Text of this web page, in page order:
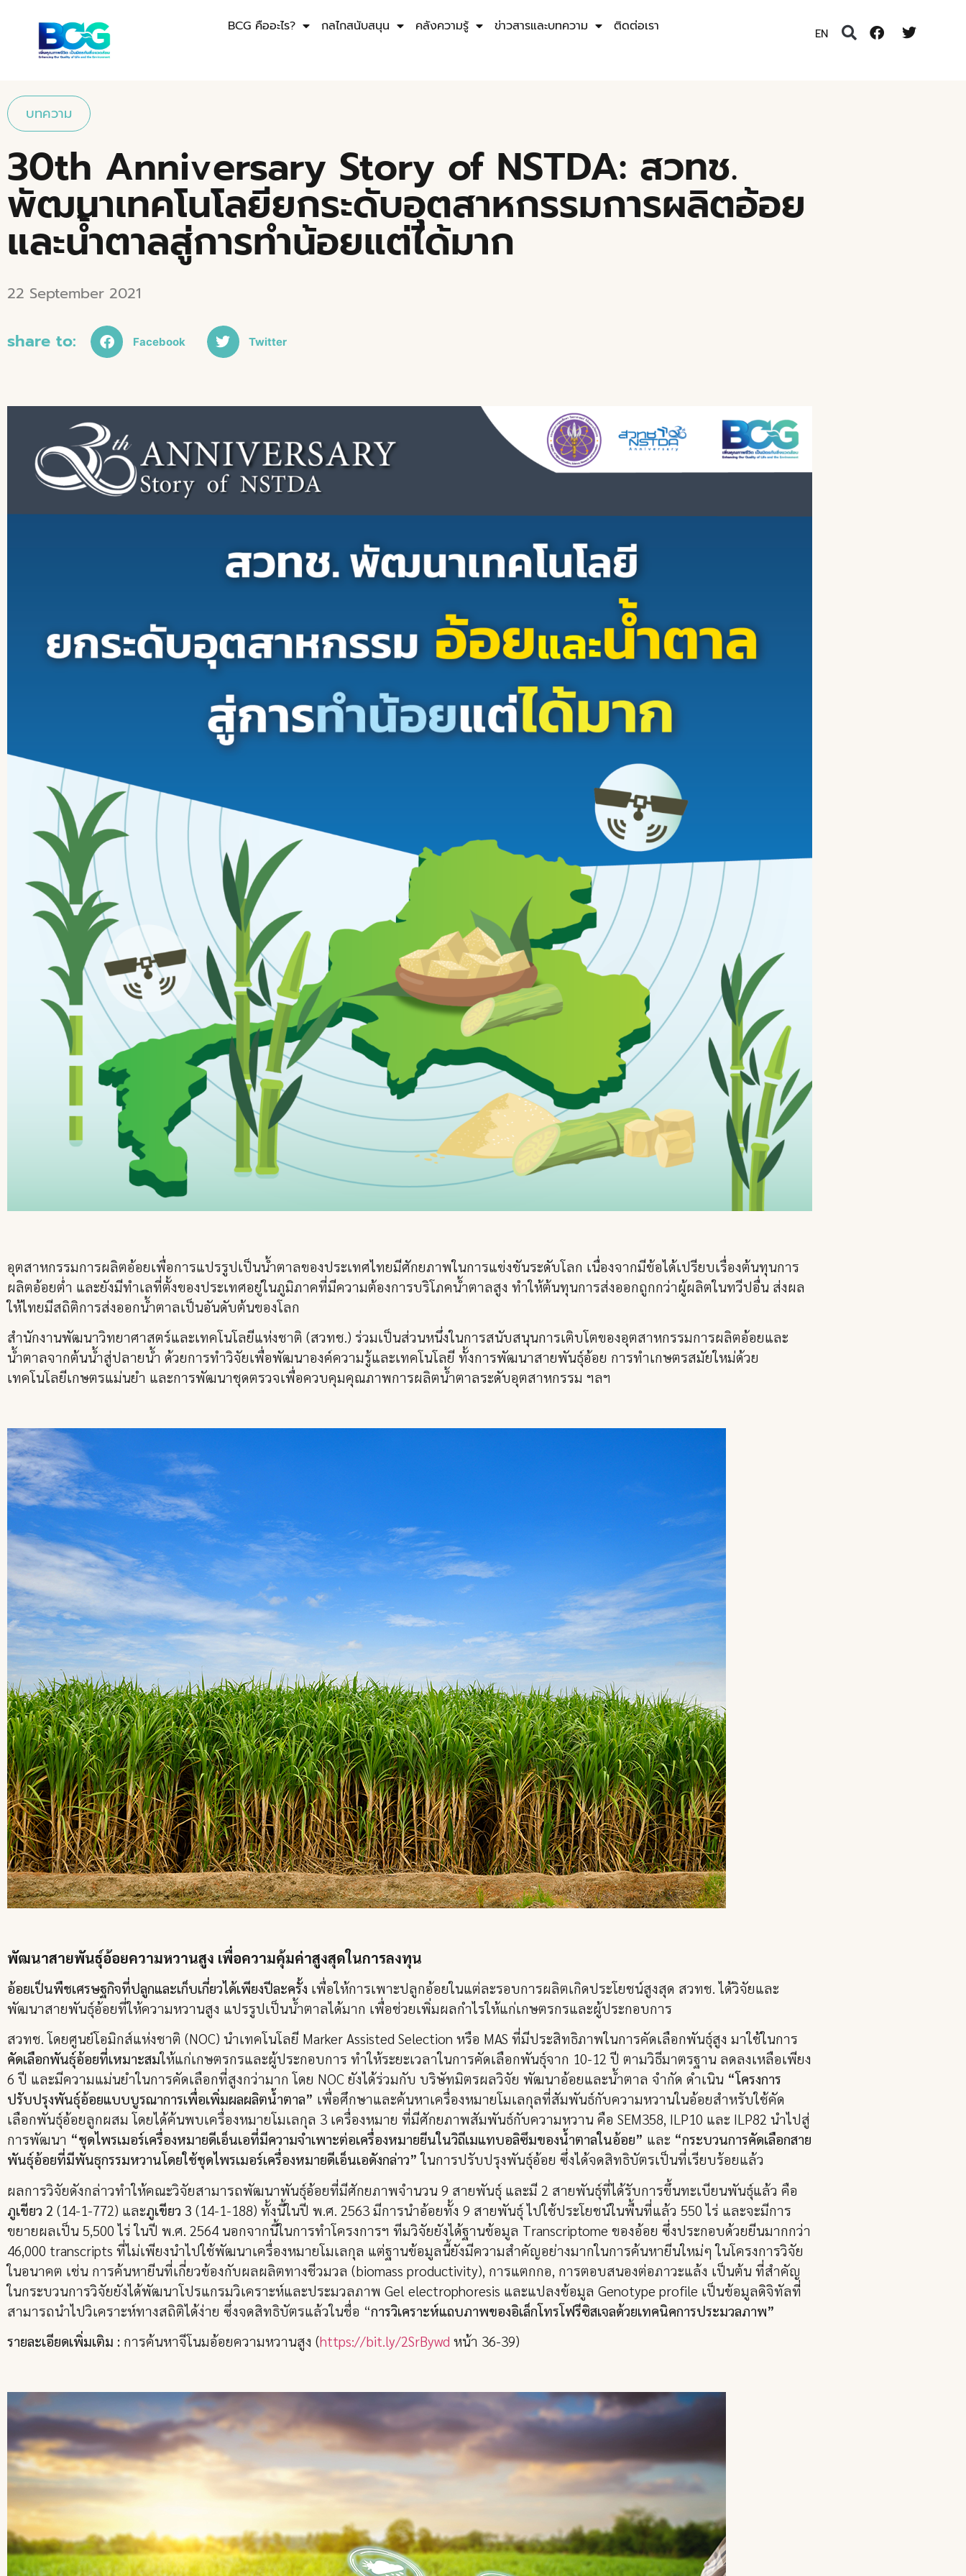
BCG คืออะไร? กลไกสนับสนุน คลังความรู้ ข่าวสารและบทความ ติดต่อเรา EN
บทความ
30th Anniversary Story of NSTDA: สวทช.
พัฒนาเทคโนโลยียกระดับอุตสาหกรรมการผลิตอ้อย
และน้ำตาลสู่การทำน้อยแต่ได้มาก
22 September 2021
share to: Facebook Twitter
อุตสาหกรรมการผลิตอ้อยเพื่อการแปรรูปเป็นน้ำตาลของประเทศไทยมีศักยภาพในการแข่งขันระดับโลก เนื่องจากมีข้อได้เปรียบเรื่องต้นทุนการ
ผลิตอ้อยต่ำ และยังมีทำเลที่ตั้งของประเทศอยู่ในภูมิภาคที่มีความต้องการบริโภคน้ำตาลสูง ทำให้ต้นทุนการส่งออกถูกกว่าผู้ผลิตในทวีปอื่น ส่งผล
ให้ไทยมีสถิติการส่งออกน้ำตาลเป็นอันดับต้นของโลก
สำนักงานพัฒนาวิทยาศาสตร์และเทคโนโลยีแห่งชาติ (สวทช.) ร่วมเป็นส่วนหนึ่งในการสนับสนุนการเติบโตของอุตสาหกรรมการผลิตอ้อยและ
น้ำตาลจากต้นน้ำสู่ปลายน้ำ ด้วยการทำวิจัยเพื่อพัฒนาองค์ความรู้และเทคโนโลยี ทั้งการพัฒนาสายพันธุ์อ้อย การทำเกษตรสมัยใหม่ด้วย
เทคโนโลยีเกษตรแม่นยำ และการพัฒนาชุดตรวจเพื่อควบคุมคุณภาพการผลิตน้ำตาลระดับอุตสาหกรรม ฯลฯ
พัฒนาสายพันธุ์อ้อยความหวานสูง เพื่อความคุ้มค่าสูงสุดในการลงทุน
อ้อยเป็นพืชเศรษฐกิจที่ปลูกและเก็บเกี่ยวได้เพียงปีละครั้ง เพื่อให้การเพาะปลูกอ้อยในแต่ละรอบการผลิตเกิดประโยชน์สูงสุด สวทช. ได้วิจัยและ
พัฒนาสายพันธุ์อ้อยที่ให้ความหวานสูง แปรรูปเป็นน้ำตาลได้มาก เพื่อช่วยเพิ่มผลกำไรให้แก่เกษตรกรและผู้ประกอบการ
สวทช. โดยศูนย์โอมิกส์แห่งชาติ (NOC) นำเทคโนโลยี Marker Assisted Selection หรือ MAS ที่มีประสิทธิภาพในการคัดเลือกพันธุ์สูง มาใช้ในการ
คัดเลือกพันธุ์อ้อยที่เหมาะสมให้แก่เกษตรกรและผู้ประกอบการ ทำให้ระยะเวลาในการคัดเลือกพันธุ์จาก 10-12 ปี ตามวิธีมาตรฐาน ลดลงเหลือเพียง
6 ปี และมีความแม่นยำในการคัดเลือกที่สูงกว่ามาก โดย NOC ยังได้ร่วมกับ บริษัทมิตรผลวิจัย พัฒนาอ้อยและน้ำตาล จำกัด ดำเนิน “โครงการ
ปรับปรุงพันธุ์อ้อยแบบบูรณาการเพื่อเพิ่มผลผลิตน้ำตาล” เพื่อศึกษาและค้นหาเครื่องหมายโมเลกุลที่สัมพันธ์กับความหวานในอ้อยสำหรับใช้คัด
เลือกพันธุ์อ้อยลูกผสม โดยได้ค้นพบเครื่องหมายโมเลกุล 3 เครื่องหมาย ที่มีศักยภาพสัมพันธ์กับความหวาน คือ SEM358, ILP10 และ ILP82 นำไปสู่
การพัฒนา “ชุดไพรเมอร์เครื่องหมายดีเอ็นเอที่มีความจำเพาะต่อเครื่องหมายยีนในวิถีเมแทบอลิซึมของน้ำตาลในอ้อย” และ “กระบวนการคัดเลือกสาย
พันธุ์อ้อยที่มีพันธุกรรมหวานโดยใช้ชุดไพรเมอร์เครื่องหมายดีเอ็นเอดังกล่าว”ในการปรับปรุงพันธุ์อ้อย ซึ่งได้จดสิทธิบัตรเป็นที่เรียบร้อยแล้ว
ผลการวิจัยดังกล่าวทำให้คณะวิจัยสามารถพัฒนาพันธุ์อ้อยที่มีศักยภาพจำนวน 9 สายพันธุ์ และมี 2 สายพันธุ์ที่ได้รับการขึ้นทะเบียนพันธุ์แล้ว คือ
ภูเขียว 2 (14-1-772) และภูเขียว 3 (14-1-188) ทั้งนี้ในปี พ.ศ. 2563 มีการนำอ้อยทั้ง 9 สายพันธุ์ ไปใช้ประโยชน์ในพื้นที่แล้ว 550 ไร่ และจะมีการ
ขยายผลเป็น 5,500 ไร่ ในปี พ.ศ. 2564 นอกจากนี้ในการทำโครงการฯ ทีมวิจัยยังได้ฐานข้อมูล Transcriptome ของอ้อย ซึ่งประกอบด้วยยีนมากกว่า
46,000 transcripts ที่ไม่เพียงนำไปใช้พัฒนาเครื่องหมายโมเลกุล แต่ฐานข้อมูลนี้ยังมีความสำคัญอย่างมากในการค้นหายีนใหม่ๆ ในโครงการวิจัย
ในอนาคต เช่น การค้นหายีนที่เกี่ยวข้องกับผลผลิตทางชีวมวล (biomass productivity), การแตกกอ, การตอบสนองต่อภาวะแล้ง เป็นต้น ที่สำคัญ
ในกระบวนการวิจัยยังได้พัฒนาโปรแกรมวิเคราะห์และประมวลภาพ Gel electrophoresis และแปลงข้อมูล Genotype profile เป็นข้อมูลดิจิทัลที่
สามารถนำไปวิเคราะห์ทางสถิติได้ง่าย ซึ่งจดสิทธิบัตรแล้วในชื่อ “การวิเคราะห์แถบภาพของอิเล็กโทรโฟรีซิสเจลด้วยเทคนิคการประมวลภาพ”
รายละเอียดเพิ่มเติม : การค้นหาจีโนมอ้อยความหวานสูง (https://bit.ly/2SrBywd หน้า 36-39)